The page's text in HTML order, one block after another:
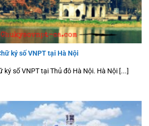
ký số VNPT tại Hà Nội
ký số VNPT tại Thủ đô Hà Nội. Hà Nội [...]